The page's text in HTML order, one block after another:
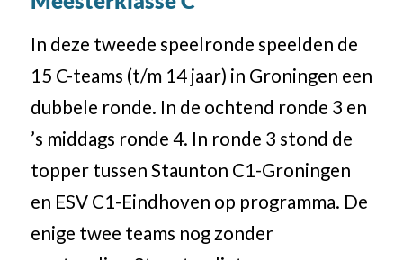
In deze tweede speelronde speelden de
15 C-teams (t/m 14 jaar) in Groningen een
dubbele ronde. In de ochtend ronde 3 en
’s middags ronde 4. In ronde 3 stond de
topper tussen Staunton C1-Groningen
en ESV C1-Eindhoven op programma. De
enige twee teams nog zonder